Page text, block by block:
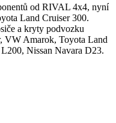
od RIVAL 4x4, nyní
Land Cruiser 300.
a kryty podvozku
VW Amarok, Toyota Land
Nissan Navara D23.